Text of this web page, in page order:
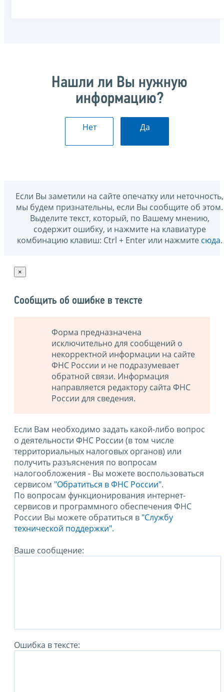
Нашли ли Вы нужную
информацию?
Нет Да
Если Вы заметили на сайте опечатку или неточность,
мы будем признательны, если Вы сообщите об этом.
Выделите текст, который, по Вашему мнению,
содержит ошибку, и нажмите на клавиатуре
комбинацию клавиш: Ctrl + Enter или нажмите сюда.
×
Сообщить об ошибке в тексте
Форма предназначена
исключительно для сообщений о
некорректной информации на сайте
ФНС России и не подразумевает
обратной связи. Информация
направляется редактору сайта ФНС
России для сведения.
Если Вам необходимо задать какой-либо вопрос
о деятельности ФНС России (в том числе
территориальных налоговых органов) или
получить разъяснения по вопросам
налогообложения - Вы можете воспользоваться
сервисом "Обратиться в ФНС России".
По вопросам функционирования интернет-
сервисов и программного обеспечения ФНС
России Вы можете обратиться в "Службу
технической поддержки".
Ваше сообщение:
Ошибка в тексте: